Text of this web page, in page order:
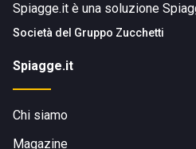
Spiagge.it è una soluzione
Società del Gruppo Zucchetti
Spiagge.it
Chi siamo
Magazine